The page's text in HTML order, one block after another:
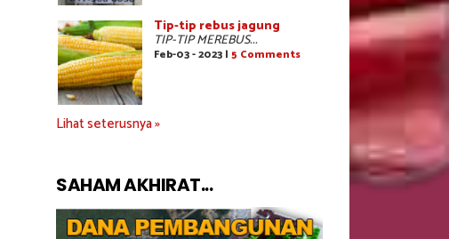
Tip-tip rebus jagung
TIP-TIP MEREBUS...
Feb-03 - 2023 | 5 Comments
Lihat seterusnya »
SAHAM AKHIRAT...